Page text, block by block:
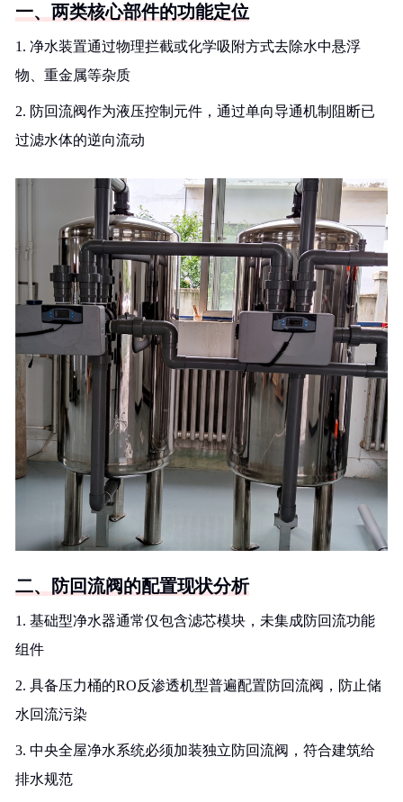
一、两类核心部件的功能定位
1. 净水装置通过物理拦截或化学吸附方式去除水中悬浮
物、重金属等杂质
2. 防回流阀作为液压控制元件，通过单向导通机制阻断已
过滤水体的逆向流动
二、防回流阀的配置现状分析
1. 基础型净水器通常仅包含滤芯模块，未集成防回流功能
组件
2. 具备压力桶的RO反渗透机型普遍配置防回流阀，防止储
水回流污染
3. 中央全屋净水系统必须加装独立防回流阀，符合建筑给
排水规范